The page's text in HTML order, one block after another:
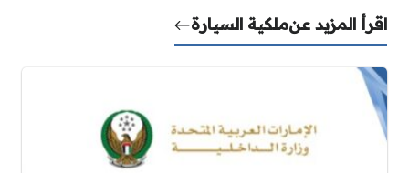
اقرأ المزيد عنملكية السيارة